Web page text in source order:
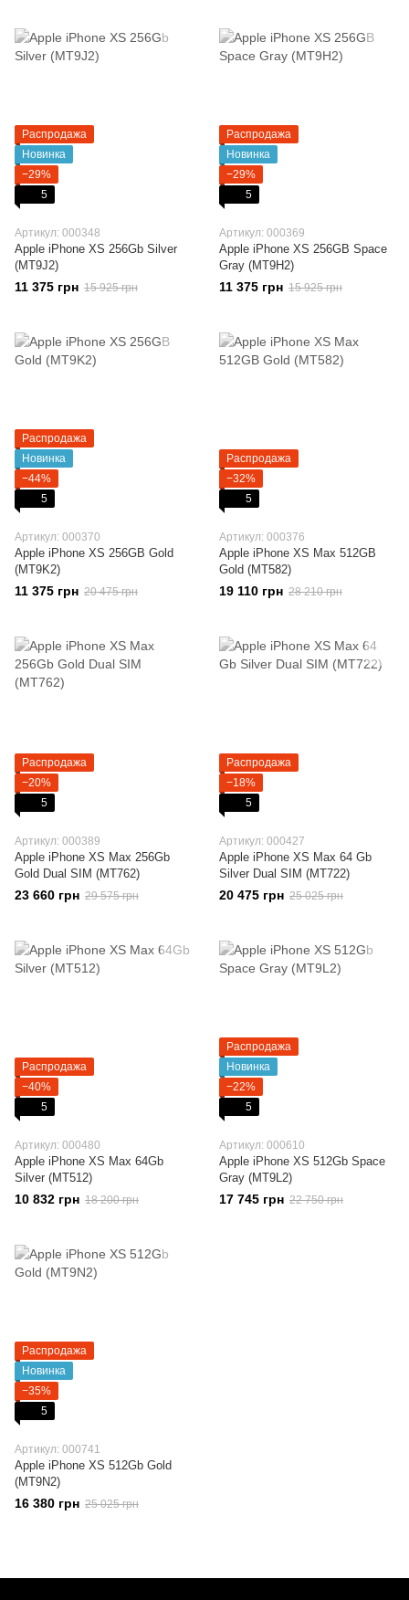
Распродажа
Новинка
−29%
5
Артикул: 000348
Apple iPhone XS 256Gb Silver
(MT9J2)
11 375 грн 15 925 грн
Распродажа
Новинка
−29%
5
Артикул: 000369
Apple iPhone XS 256GB Space
Gray (MT9H2)
11 375 грн 15 925 грн
Распродажа
Новинка
−44%
5
Артикул: 000370
Apple iPhone XS 256GB Gold
(MT9K2)
11 375 грн 20 475 грн
Распродажа
−32%
5
Артикул: 000376
Apple iPhone XS Max 512GB
Gold (MT582)
19 110 грн 28 210 грн
Распродажа
−20%
5
Артикул: 000389
Apple iPhone XS Max 256Gb
Gold Dual SIM (MT762)
23 660 грн 29 575 грн
Распродажа
−18%
5
Артикул: 000427
Apple iPhone XS Max 64 Gb
Silver Dual SIM (MT722)
20 475 грн 25 025 грн
Распродажа
−40%
5
Артикул: 000480
Apple iPhone XS Max 64Gb
Silver (MT512)
10 832 грн 18 200 грн
Распродажа
Новинка
−22%
5
Артикул: 000610
Apple iPhone XS 512Gb Space
Gray (MT9L2)
17 745 грн 22 750 грн
Распродажа
Новинка
−35%
5
Артикул: 000741
Apple iPhone XS 512Gb Gold
(MT9N2)
16 380 грн 25 025 грн